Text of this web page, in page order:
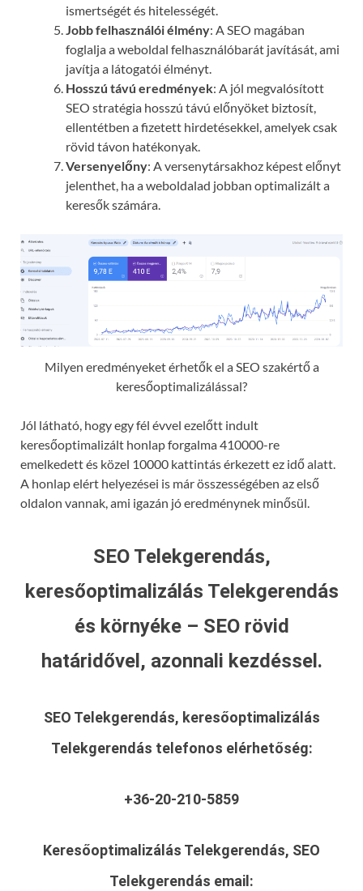
ismertségét és hitelességét.
Jobb felhasználói élmény: A SEO magában
foglalja a weboldal felhasználóbarát javítását, ami
javítja a látogatói élményt.
Hosszú távú eredmények: A jól megvalósított
SEO stratégia hosszú távú előnyöket biztosít,
ellentétben a fizetett hirdetésekkel, amelyek csak
rövid távon hatékonyak.
Versenyelőny: A versenytársakhoz képest előnyt
jelenthet, ha a weboldalad jobban optimalizált a
keresők számára.
Milyen eredményeket érhetők el a SEO szakértő a
keresőoptimalizálással?
Jól látható, hogy egy fél évvel ezelőtt indult
keresőoptimalizált honlap forgalma 410000-re
emelkedett és közel 10000 kattintás érkezett ez idő alatt.
A honlap elért helyezései is már összességében az első
oldalon vannak, ami igazán jó eredménynek minősül.
SEO Telekgerendás,
keresőoptimalizálás Telekgerendás
és környéke – SEO rövid
határidővel, azonnali kezdéssel.
SEO Telekgerendás, keresőoptimalizálás
Telekgerendás telefonos elérhetőség:
+36-20-210-5859
Keresőoptimalizálás Telekgerendás, SEO
Telekgerendás email: